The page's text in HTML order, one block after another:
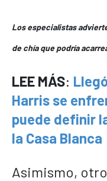
Los especialistas
de chía que podría
LEE MÁS:
Harris se
puede definir
la Casa Blanca
Asimismo,